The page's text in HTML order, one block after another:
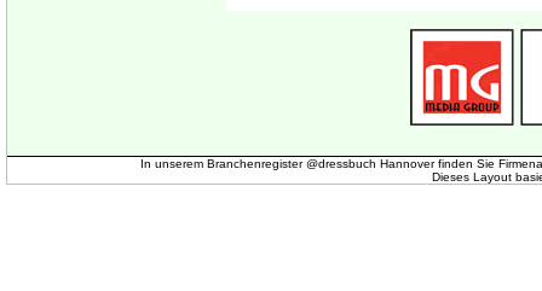
In unserem Branchenregister @dressbuch Hannover finden Sie
Dieses Layout